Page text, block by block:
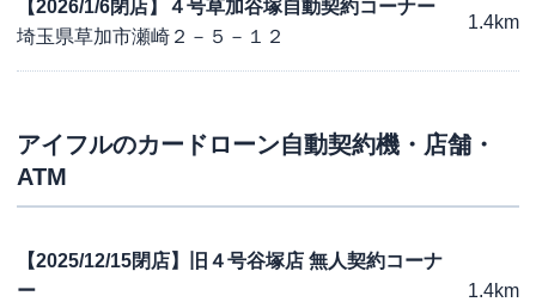
【2026/1/6閉店】４号草加谷塚自動契約コーナー
埼玉県草加市瀬崎２－５－１２
1.4km
アイフルのカードローン自動契約機・店舗・
ATM
【2025/12/15閉店】旧４号谷塚店 無人契約コーナ
ー
1.4km